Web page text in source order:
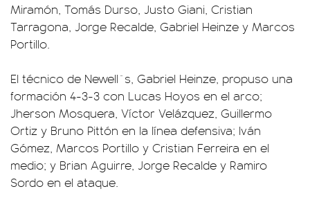
Miramón, Tomás Durso, Justo Giani, Cristian
Tarragona, Jorge Recalde, Gabriel Heinze y Marcos
Portillo.
El técnico de Newell`s, Gabriel Heinze, propuso una
formación 4-3-3 con Lucas Hoyos en el arco;
Jherson Mosquera, Víctor Velázquez, Guillermo
Ortiz y Bruno Pittón en la línea defensiva; Iván
Gómez, Marcos Portillo y Cristian Ferreira en el
medio; y Brian Aguirre, Jorge Recalde y Ramiro
Sordo en el ataque.